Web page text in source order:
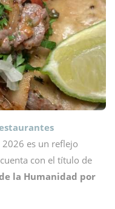
2026 es un reflejo
con el título de
la Humanidad por